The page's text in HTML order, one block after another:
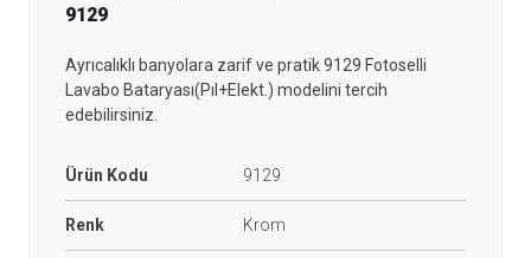
9129
Ayrıcalıklı banyolara zarif ve pratik 9129 Fotoselli
Lavabo Bataryası(Pıl+Elekt.) modelini tercih
edebilirsiniz.
Ürün Kodu 9129
Renk Krom